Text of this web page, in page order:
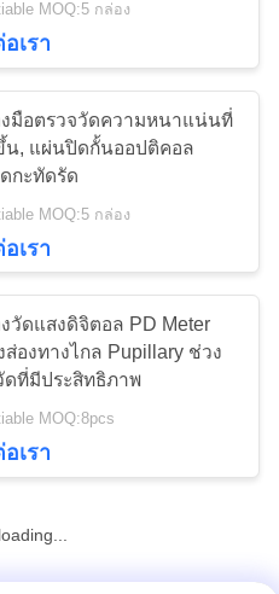
MOQ:5 กล่อง
เรา
งมือตรวจวัดความหนาแน่นที่
น, แผ่นปิดกั้นออปติคอล
กะทัดรัด
MOQ:5 กล่อง
เรา
งวัดแสงดิจิตอล PD Meter
ส่องทางไกล Pupillary ช่วง
ดที่มีประสิทธิภาพ
MOQ:8pcs
เรา
loading...